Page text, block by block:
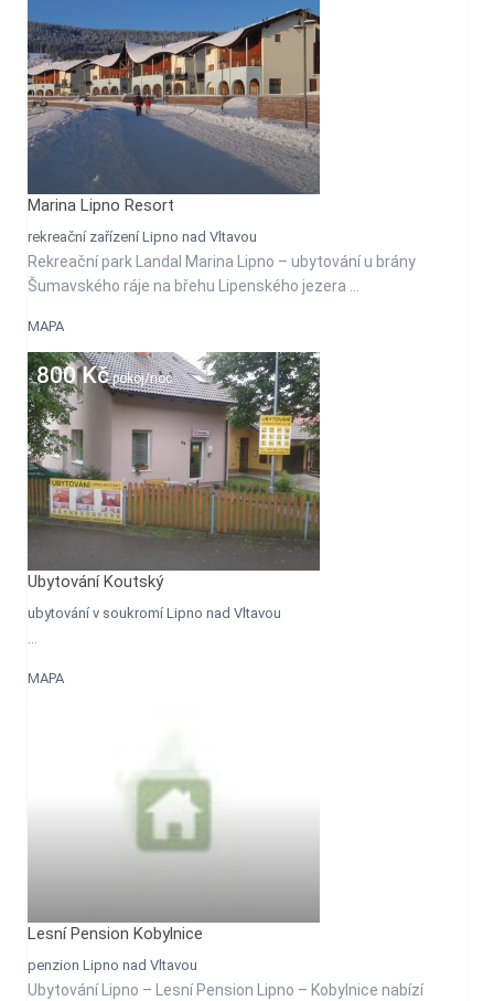
Marina Lipno Resort
rekreační zařízení Lipno nad Vltavou
Rekreační park Landal Marina Lipno – ubytování u brány
Šumavského ráje na břehu Lipenského jezera ...
MAPA
800 Kčpokoj/noc
Ubytování Koutský
ubytování v soukromí Lipno nad Vltavou
MAPA
Lesní Pension Kobylnice
penzion Lipno nad Vltavou
Ubytování Lipno – Lesní Pension Lipno – Kobylnice nabízí